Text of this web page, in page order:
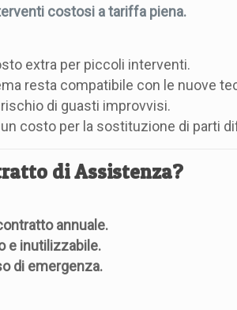
costosi a tariffa piena.
extra per piccoli interventi.
resta compatibile con le nuove
di guasti improvvisi.
costo per la sostituzione di parti
di Assistenza?
annuale.
e inutilizzabile.
di emergenza.